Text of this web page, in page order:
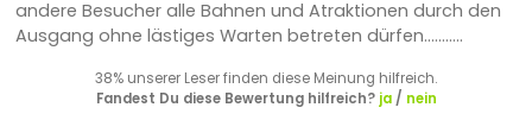
andere Besucher alle Bahnen und Atraktionen durch den
Ausgang ohne lästiges Warten betreten dürfen...........
38% unserer Leser finden diese Meinung hilfreich.
Fandest Du diese Bewertung hilfreich? ja/ nein